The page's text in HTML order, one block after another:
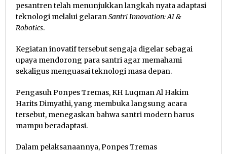
pesantren telah menunjukkan langkah nyata adaptasi
teknologi melalui gelaranSantri Innovation: AI &
Robotics.
Kegiatan inovatif tersebut sengaja digelar sebagai
upaya mendorong para santri agar memahami
sekaligus menguasai teknologi masa depan.
Pengasuh Ponpes Tremas, KH Luqman Al Hakim
Harits Dimyathi, yang membuka langsung acara
tersebut, menegaskan bahwa santri modern harus
mampu beradaptasi.
Dalam pelaksanaannya, Ponpes Tremas